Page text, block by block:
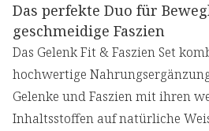
Das perfekte Duo für
geschmeidige Faszien
Das Gelenk Fit & Faszien Set
hochwertige
Gelenke und Faszien mit ihren
Inhaltsstoffen auf natürliche